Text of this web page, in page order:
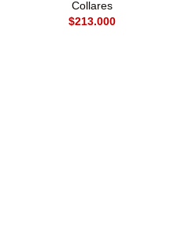
Collares
$